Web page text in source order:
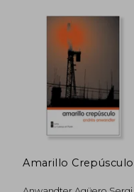
dcto.
Amarillo Crepúsculo